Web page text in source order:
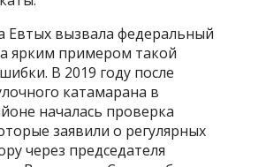
Евтых вызвала федеральный
ярким примером такой
В 2019 году после
катамарана в
началась проверка
заявили о регулярных
через председателя